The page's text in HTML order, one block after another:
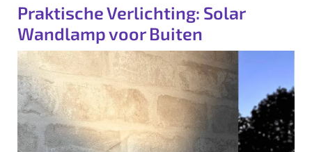
Praktische Verlichting: Solar
Wandlamp voor Buiten